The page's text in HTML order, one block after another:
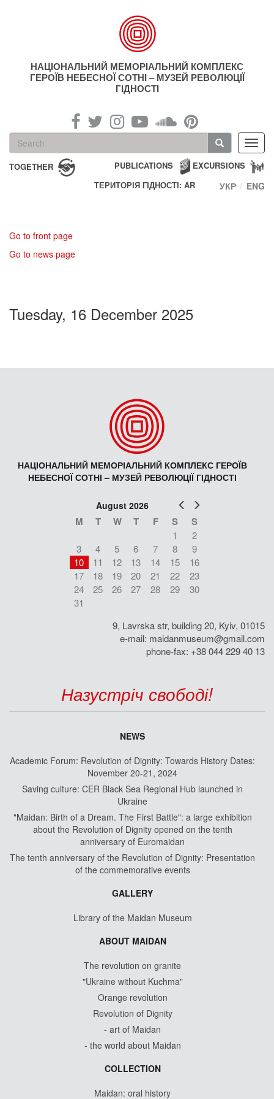
НАЦІОНАЛЬНИЙ МЕМОРІАЛЬНИЙ КОМПЛЕКС
ГЕРОЇВ НЕБЕСНОЇ СОТНІ – МУЗЕЙ РЕВОЛЮЦІЇ
ГІДНОСТІ
Search
form
Search
TOGETHER EXCURSIONS
PUBLICATIONS
ТЕРИТОРІЯ ГІДНОСТІ: AR
УКР ENG
Go to front page
Go to news page
Tuesday, 16 December 2025
НАЦІОНАЛЬНИЙ МЕМОРІАЛЬНИЙ КОМПЛЕКС ГЕРОЇВ
НЕБЕСНОЇ СОТНІ – МУЗЕЙ РЕВОЛЮЦІЇ ГІДНОСТІ
Prev
August 2026
M T W T F S S
1
2
3
4 5 6 7 8
9
10
11 12 13 14 15
16
17
18 19 20 21 22
23
24
25 26 27 28 29
30
31
9, Lavrska str, building 20, Kyiv, 01015
e-mail: maidanmuseum@gmail.com
phone-fax: +38 044 229 40 13
Назустріч свободі!
NEWS
Academic Forum: Revolution of Dignity: Towards History Dates:
November 20-21, 2024
Saving culture: CER Black Sea Regional Hub launched in
Ukraine
"Maidan: Birth of a Dream. The First Battle": a large exhibition
about the Revolution of Dignity opened on the tenth
anniversary of Euromaidan
The tenth anniversary of the Revolution of Dignity: Presentation
of the commemorative events
GALLERY
Library of the Maidan Museum
ABOUT MAIDAN
The revolution on granite
"Ukraine without Kuchma"
Orange revolution
Revolution of Dignity
- art of Maidan
- the world about Maidan
COLLECTION
Maidan: oral history